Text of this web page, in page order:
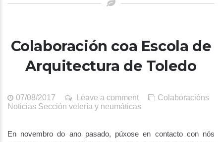
Colaboración coa Escola de
Arquitectura de Toledo
07/08/2017 Leave a comment
Colaboracións
Noticias Sección velería y neumáticas
En novembro do ano pasado, púxose en contacto con nós